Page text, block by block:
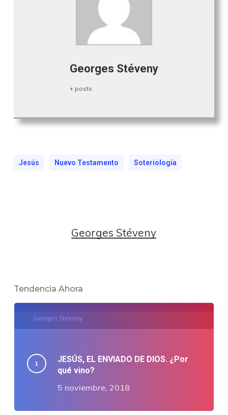
Georges Stéveny
+ posts
Jesús Nuevo Testamento Soteriología
Georges Stéveny
Tendencia Ahora
JESÚS, EL ENVIADO DE DIOS. ¿Por
qué vino?
5 noviembre, 2018